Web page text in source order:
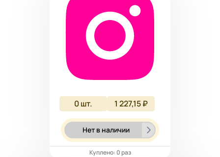
0шт. 1 227,15 ₽
Нет в наличии
Куплено: 0 раз